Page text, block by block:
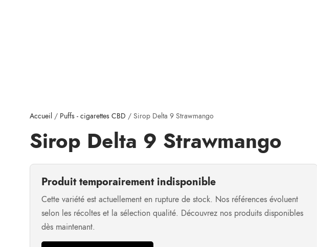
Accueil / Puffs - cigarettes CBD / Sirop Delta 9 Strawmango
Sirop Delta 9 Strawmango
Produit temporairement indisponible
Cette variété est actuellement en rupture de stock. Nos références évoluent
selon les récoltes et la sélection qualité. Découvrez nos produits disponibles
dès maintenant.